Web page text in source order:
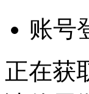
账号
正在获